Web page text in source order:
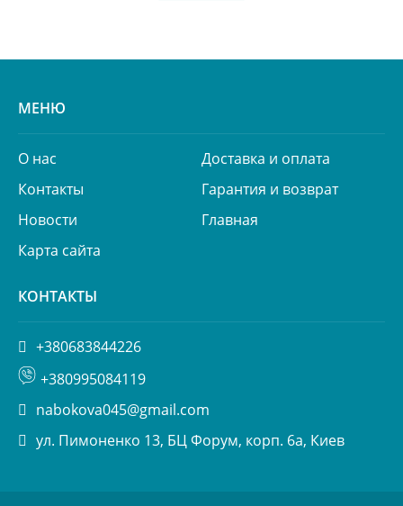
МЕНЮ
О нас
Доставка и оплата
Контакты
Гарантия и возврат
Новости
Главная
Карта сайта
КОНТАКТЫ
+380683844226
+380995084119
nabokova045@gmail.com
ул. Пимоненко 13, БЦ Форум, корп. 6а, Киев